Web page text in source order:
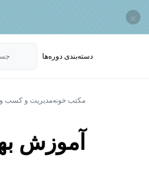
×
دسته‌بندی‌ دوره‌ها
مکتب خونهمدیریت و کسب و
آموزش